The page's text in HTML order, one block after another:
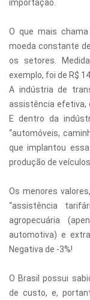
importação.
O que mais
moeda constante
os setores.
exemplo, foi de R$
A indústria de
assistência efetiva,
E dentro da
“automóveis,
que implantou
produção de
Os menores
“assistência
agropecuária
automotiva) e
Negativa de -3%!
O Brasil possui
de custo, e,